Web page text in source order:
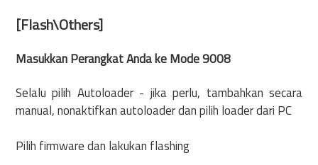
[Flash\Others]
Masukkan Perangkat Anda ke Mode 9008
Selalu pilih Autoloader - jika perlu, tambahkan secara
manual, nonaktifkan autoloader dan pilih loader dari PC
Pilih firmware dan lakukan flashing